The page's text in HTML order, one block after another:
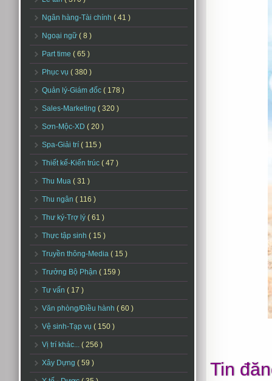
Ngân hàng-Tài chính ( 41 )
Ngoại ngữ ( 8 )
Part time ( 65 )
Phục vụ ( 380 )
Quản lý-Giám đốc ( 178 )
Sales-Marketing ( 320 )
Sơn-Mộc-XD ( 20 )
Spa-Giải trí ( 115 )
Thiết kế-Kiến trúc ( 47 )
Thu Mua ( 31 )
Thu ngân ( 116 )
Thư ký-Trợ lý ( 61 )
Thực tập sinh ( 15 )
Truyền thông-Media ( 15 )
Trưởng Bộ Phận ( 159 )
Tư vấn ( 17 )
Văn phòng/Điều hành ( 60 )
Vệ sinh-Tạp vụ ( 150 )
Vị trí khác... ( 256 )
Xây Dựng ( 59 ) Tin